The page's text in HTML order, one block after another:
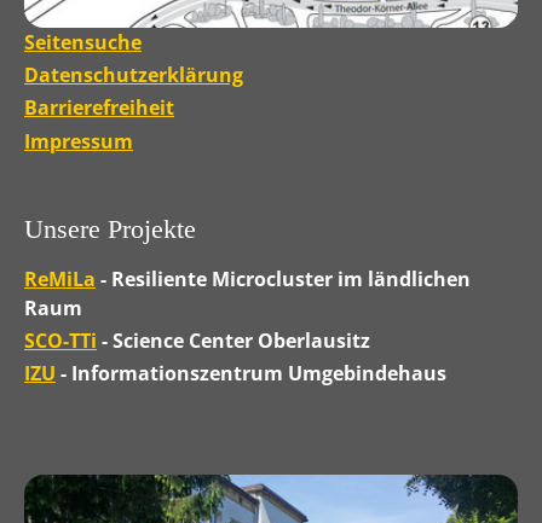
Seitensuche
Datenschutzerklärung
Barrierefreiheit
Impressum
Unsere Projekte
ReMiLa - Resiliente Microcluster im ländlichen
Raum
SCO-TTi - Science Center Oberlausitz
IZU - Informationszentrum Umgebindehaus